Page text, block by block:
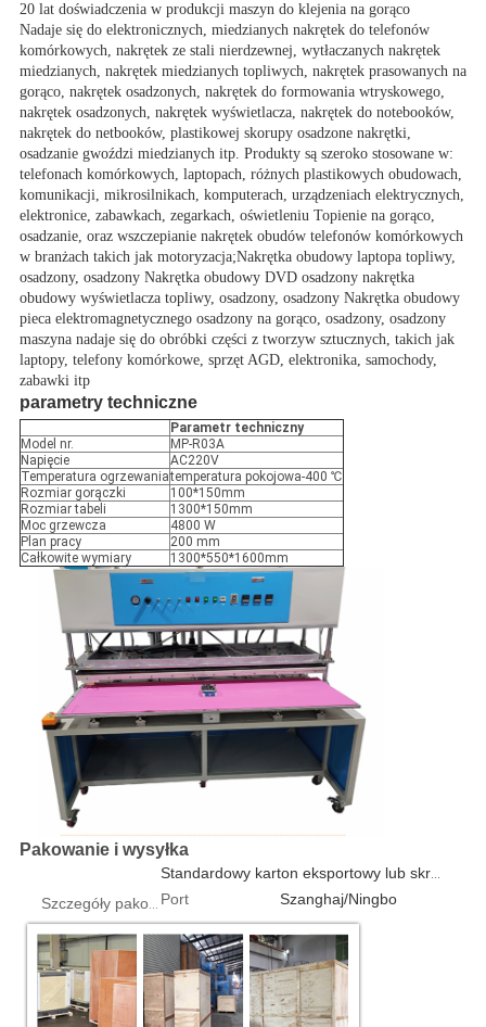
20 lat doświadczenia w produkcji maszyn do klejenia na gorąco
Nadaje się do elektronicznych, miedzianych nakrętek do telefonów
komórkowych, nakrętek ze stali nierdzewnej, wytłaczanych nakrętek
miedzianych, nakrętek miedzianych topliwych, nakrętek prasowanych na
gorąco, nakrętek osadzonych, nakrętek do formowania wtryskowego,
nakrętek osadzonych, nakrętek wyświetlacza, nakrętek do notebooków,
nakrętek do netbooków, plastikowej skorupy osadzone nakrętki,
osadzanie gwoździ miedzianych itp. Produkty są szeroko stosowane w:
telefonach komórkowych, laptopach, różnych plastikowych obudowach,
komunikacji, mikrosilnikach, komputerach, urządzeniach elektrycznych,
elektronice, zabawkach, zegarkach, oświetleniu Topienie na gorąco,
osadzanie, oraz wszczepianie nakrętek obudów telefonów komórkowych
w branżach takich jak motoryzacja;Nakrętka obudowy laptopa topliwy,
osadzony, osadzony Nakrętka obudowy DVD osadzony nakrętka
obudowy wyświetlacza topliwy, osadzony, osadzony Nakrętka obudowy
pieca elektromagnetycznego osadzony na gorąco, osadzony, osadzony
maszyna nadaje się do obróbki części z tworzyw sztucznych, takich jak
laptopy, telefony komórkowe, sprzęt AGD, elektronika, samochody,
zabawki itp
parametry techniczne
Parametr techniczny
Model nr.
MP-R03A
Napięcie
AC220V
Temperatura ogrzewaniatemperatura pokojowa-400 ℃
Rozmiar gorączki
100*150mm
Rozmiar tabeli
1300*150mm
Moc grzewcza
4800 W
Plan pracy
200 mm
Całkowite wymiary
1300*550*1600mm
Pakowanie i wysyłka
Szczegóły pakowania
Standardowy karton eksportowy lub skrzynka ze sklejki 1 szt./pudełko
Port Szanghaj/Ningbo